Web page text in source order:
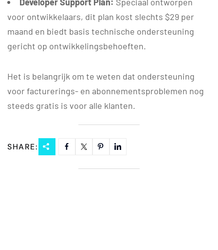
voor ontwikkelaars, dit plan kost slechts $29 per
maand en biedt basis technische ondersteuning
gericht op ontwikkelingsbehoeften.
Het is belangrijk om te weten dat ondersteuning
voor facturerings- en abonnementsproblemen nog
steeds gratis is voor alle klanten.
SHARE: